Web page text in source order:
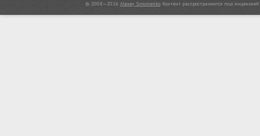
© 2008—2026 Alexey Simonenko. Контент распространяется под лицензией